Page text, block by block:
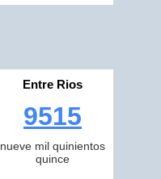
Entre Rios
9515
nueve mil quinientos
quince